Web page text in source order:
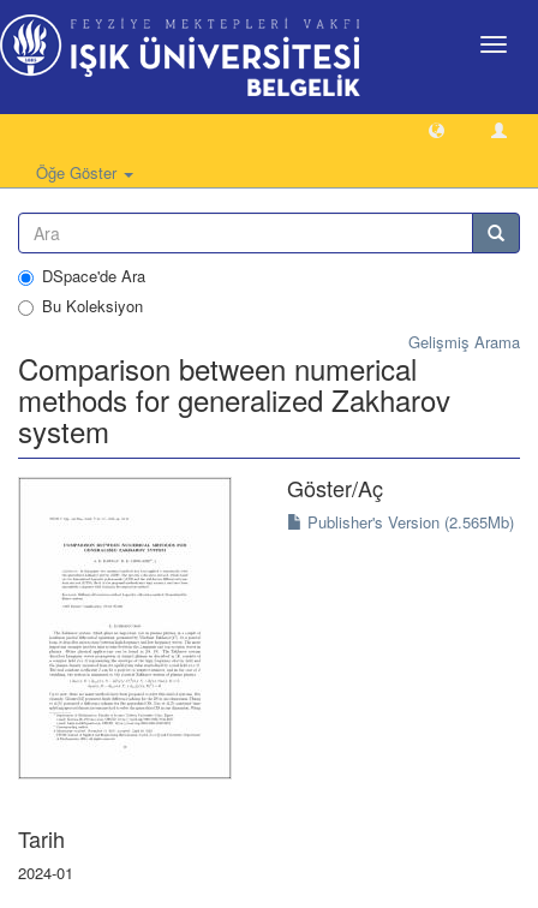
Geçiş
Öğe Göster
DSpace'de Ara
Bu Koleksiyon
Gelişmiş Arama
Comparison between numerical
methods for generalized Zakharov
system
Göster/Aç
Publisher's Version (2.565Mb)
Tarih
2024-01